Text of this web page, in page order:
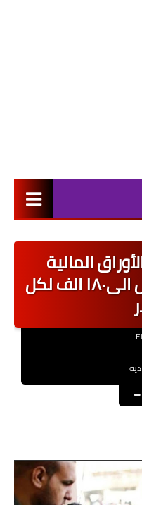
القطاع العام
القطاع الخاص
التعيينات
العقود والاجور اليومية
والقروض
والسلف
المنح المالية
المالية
الاسبق... الدولار سيصل الى١٨٠ الف لكل